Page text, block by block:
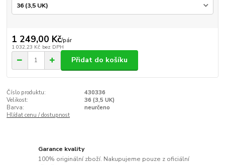
1 249,00 Kč/pár
1 032,23 Kč bez DPH
Přidat do košíku
Číslo produktu:
430336
Velikost:
36 (3,5 UK)
Barva:
neurčeno
Hlídat cenu / dostupnost
Garance kvality
100% originální zboží. Nakupujeme pouze z oficiální